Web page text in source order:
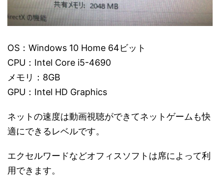
OS：Windows 10 Home 64ビット
CPU：Intel Core i5-4690
メモリ：8GB
GPU：Intel HD Graphics
ネットの速度は動画視聴ができてネットゲームも快
適にできるレベルです。
エクセルワードなどオフィスソフトは席によって利
用できます。